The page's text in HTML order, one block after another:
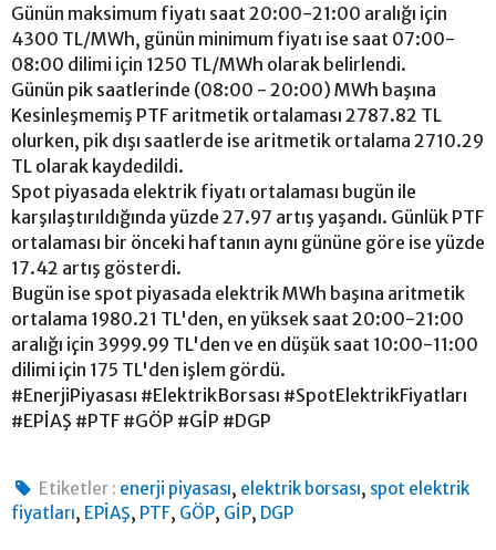
Günün maksimum fiyatı saat 20:00-21:00 aralığı için
4300 TL/MWh, günün minimum fiyatı ise saat 07:00-
08:00 dilimi için 1250 TL/MWh olarak belirlendi.
Günün pik saatlerinde (08:00 - 20:00) MWh başına
Kesinleşmemiş PTF aritmetik ortalaması 2787.82 TL
olurken, pik dışı saatlerde ise aritmetik ortalama 2710.29
TL olarak kaydedildi.
Spot piyasada elektrik fiyatı ortalaması bugün ile
karşılaştırıldığında yüzde 27.97 artış yaşandı. Günlük PTF
ortalaması bir önceki haftanın aynı gününe göre ise yüzde
17.42 artış gösterdi.
Bugün ise spot piyasada elektrik MWh başına aritmetik
ortalama 1980.21 TL'den, en yüksek saat 20:00-21:00
aralığı için 3999.99 TL'den ve en düşük saat 10:00-11:00
dilimi için 175 TL'den işlem gördü.
#EnerjiPiyasası #ElektrikBorsası #SpotElektrikFiyatları
#EPİAŞ #PTF #GÖP #GİP #DGP
Etiketler : enerji piyasası, elektrik borsası, spot elektrik
fiyatları, EPİAŞ, PTF, GÖP, GİP, DGP